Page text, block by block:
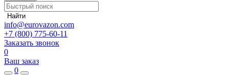
Найти
info@eurovazon.com
+7 (800) 775-60-11
Заказать звонок
0
Ваш заказ
0